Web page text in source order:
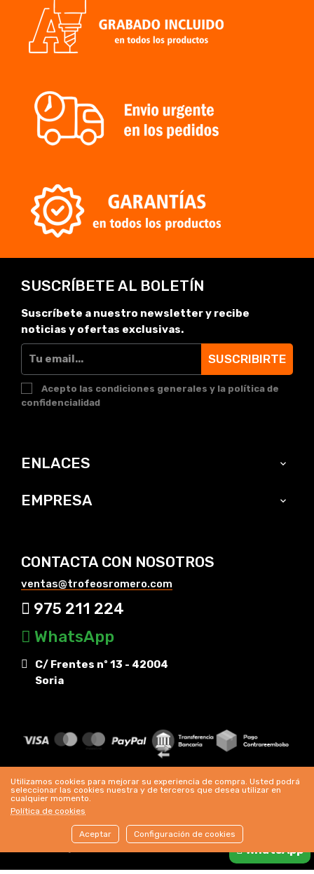
Utilizamos cookies para mejorar su experiencia de compra. Usted podrá
seleccionar las cookies nuestra y de terceros que desea utilizar en
cualquier momento.
Política de cookies
Aceptar Configuración de cookies
WhatsApp
SUSCRÍBETE AL BOLETÍN
Suscríbete a nuestro newsletter y recibe
noticias y ofertas exclusivas.
SUSCRIBIRTE
Acepto las condiciones generales y la política de
confidencialidad
ENLACES 
EMPRESA 
CONTACTA CON NOSOTROS
ventas@trofeosromero.com
975 211 224
WhatsApp
C/ Frentes nº 13 - 42004
Soria
Trofeos Romero © Copyright 2024 |Aviso legal
|Condiciones de venta